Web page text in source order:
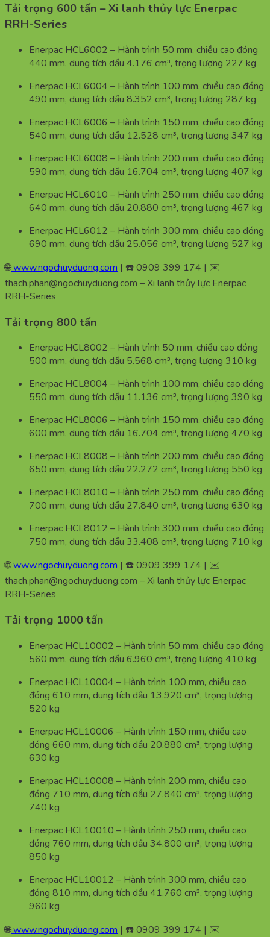
Tải trọng 600 tấn – Xi lanh thủy lực Enerpac
RRH-Series
Enerpac HCL6002 – Hành trình 50 mm, chiều cao đóng
440 mm, dung tích dầu 4.176 cm³, trọng lượng 227 kg
Enerpac HCL6004 – Hành trình 100 mm, chiều cao đóng
490 mm, dung tích dầu 8.352 cm³, trọng lượng 287 kg
Enerpac HCL6006 – Hành trình 150 mm, chiều cao đóng
540 mm, dung tích dầu 12.528 cm³, trọng lượng 347 kg
Enerpac HCL6008 – Hành trình 200 mm, chiều cao đóng
590 mm, dung tích dầu 16.704 cm³, trọng lượng 407 kg
Enerpac HCL6010 – Hành trình 250 mm, chiều cao đóng
640 mm, dung tích dầu 20.880 cm³, trọng lượng 467 kg
Enerpac HCL6012 – Hành trình 300 mm, chiều cao đóng
690 mm, dung tích dầu 25.056 cm³, trọng lượng 527 kg
🌐www.ngochuyduong.com | ☎️ 0909 399 174 | ✉️
thach.phan@ngochuyduong.com – Xi lanh thủy lực Enerpac
RRH-Series
Tải trọng 800 tấn
Enerpac HCL8002 – Hành trình 50 mm, chiều cao đóng
500 mm, dung tích dầu 5.568 cm³, trọng lượng 310 kg
Enerpac HCL8004 – Hành trình 100 mm, chiều cao đóng
550 mm, dung tích dầu 11.136 cm³, trọng lượng 390 kg
Enerpac HCL8006 – Hành trình 150 mm, chiều cao đóng
600 mm, dung tích dầu 16.704 cm³, trọng lượng 470 kg
Enerpac HCL8008 – Hành trình 200 mm, chiều cao đóng
650 mm, dung tích dầu 22.272 cm³, trọng lượng 550 kg
Enerpac HCL8010 – Hành trình 250 mm, chiều cao đóng
700 mm, dung tích dầu 27.840 cm³, trọng lượng 630 kg
Enerpac HCL8012 – Hành trình 300 mm, chiều cao đóng
750 mm, dung tích dầu 33.408 cm³, trọng lượng 710 kg
🌐www.ngochuyduong.com | ☎️ 0909 399 174 | ✉️
thach.phan@ngochuyduong.com – Xi lanh thủy lực Enerpac
RRH-Series
Tải trọng 1000 tấn
Enerpac HCL10002 – Hành trình 50 mm, chiều cao đóng
560 mm, dung tích dầu 6.960 cm³, trọng lượng 410 kg
Enerpac HCL10004 – Hành trình 100 mm, chiều cao
đóng 610 mm, dung tích dầu 13.920 cm³, trọng lượng
520 kg
Enerpac HCL10006 – Hành trình 150 mm, chiều cao
đóng 660 mm, dung tích dầu 20.880 cm³, trọng lượng
630 kg
Enerpac HCL10008 – Hành trình 200 mm, chiều cao
đóng 710 mm, dung tích dầu 27.840 cm³, trọng lượng
740 kg
Enerpac HCL10010 – Hành trình 250 mm, chiều cao
đóng 760 mm, dung tích dầu 34.800 cm³, trọng lượng
850 kg
Enerpac HCL10012 – Hành trình 300 mm, chiều cao
đóng 810 mm, dung tích dầu 41.760 cm³, trọng lượng
960 kg
🌐www.ngochuyduong.com | ☎️ 0909 399 174 | ✉️